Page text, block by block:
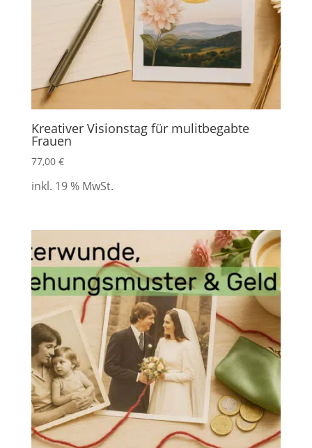
Kreativer Visionstag für mulitbegabte
Frauen
77,00 €
inkl. 19 % MwSt.